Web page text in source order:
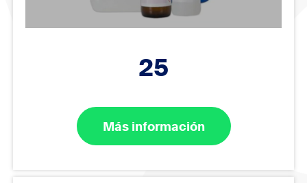
25
Más información